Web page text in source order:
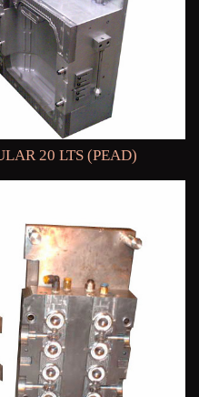
20 LTS (PEAD)